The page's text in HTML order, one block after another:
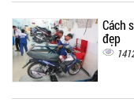
Cách
đẹp